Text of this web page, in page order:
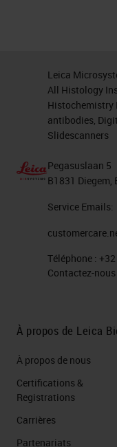
Leica
All Histology
Histochemistry
antibodies,
Slidescanners
Pegasuslaan 5
B1831 Diegem,
Service Emails:
Téléphone :
Contactez-nous
À propos de Leica
À propos de nous
Certifications &
Registrations
Carrières
Partenariats